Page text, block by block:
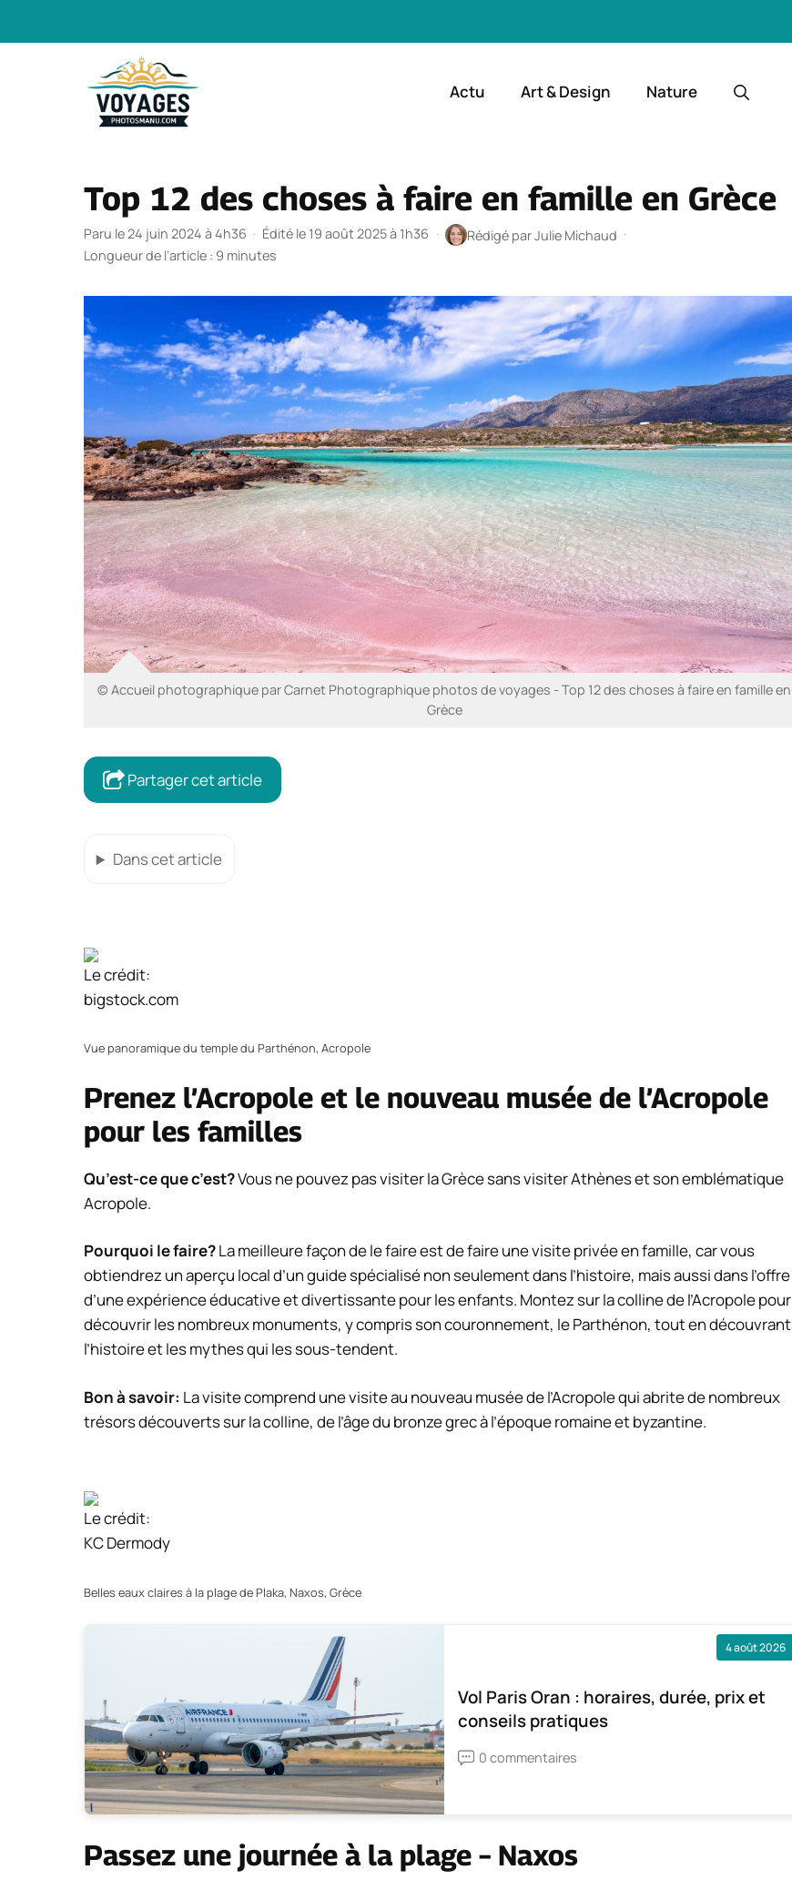
Actu Art & Design Nature
Top 12 des choses à faire en famille en Grèce
Paru le 24 juin 2024 à 4h36 · Édité le 19 août 2025 à 1h36 · Rédigé parJulie Michaud ·
Longueur de l’article : 9 minutes
© Accueil photographique par Carnet Photographique photos de voyages - Top 12 des choses à faire en famille en
Grèce
Partager cet article
Dans cet article
Le crédit:
bigstock.com
Vue panoramique du temple du Parthénon, Acropole
Prenez l’Acropole et le nouveau musée de l’Acropole
pour les familles
Qu’est-ce que c’est?Vous ne pouvez pas visiter la Grèce sans visiter Athènes et son emblématique
Acropole.
Pourquoi le faire?La meilleure façon de le faire est de faire une visite privée en famille, car vous
obtiendrez un aperçu local d’un guide spécialisé non seulement dans l’histoire, mais aussi dans l’offre
d’une expérience éducative et divertissante pour les enfants. Montez sur la colline de l’Acropole pour
découvrir les nombreux monuments, y compris son couronnement, le Parthénon, tout en découvrant
l’histoire et les mythes qui les sous-tendent.
Bon à savoir: La visite comprend une visite au nouveau musée de l’Acropole qui abrite de nombreux
trésors découverts sur la colline, de l’âge du bronze grec à l’époque romaine et byzantine.
Le crédit:
KC Dermody
Belles eaux claires à la plage de Plaka, Naxos, Grèce
4 août 2026
Vol Paris Oran : horaires, durée, prix et
conseils pratiques
0 commentaires
Passez une journée à la plage – Naxos